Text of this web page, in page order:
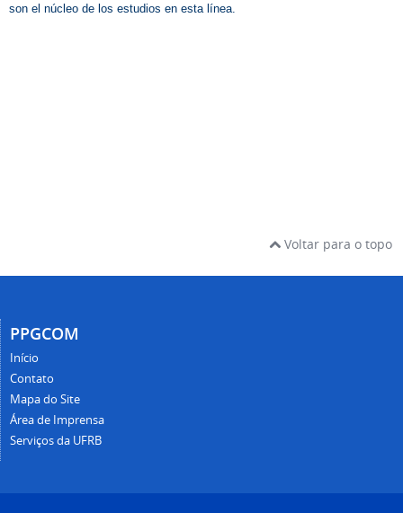
son el núcleo de los estudios en esta línea.
Voltar para o topo
PPGCOM
Início
Contato
Mapa do Site
Área de Imprensa
Serviços da UFRB